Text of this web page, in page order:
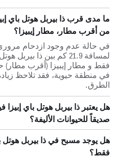
ما مدى قرب ذا بيربل هوتل باي
من أقرب مطار، مطار إيبيزا؟
في حالة عدم وجود ازدحام
لمسافة 21.9 كم بين ذا
في منطقة حيوية، فقد تلاحظ
الطرق.
هل يعتبر ذا بيربل هوتل باي إبيزا
صديقاً للحيوانات الأليفة؟
هل يوجد مسبح في ذا بيربل هوتل
فقط؟